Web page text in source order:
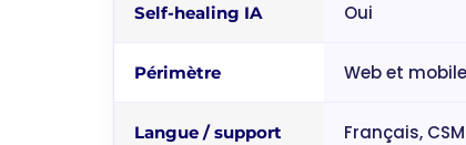
Self-healing IA Oui
Périmètre Web et mobile
Langue / support Français,